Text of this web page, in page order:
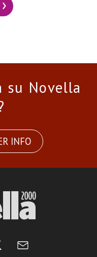
su Novella
INFO